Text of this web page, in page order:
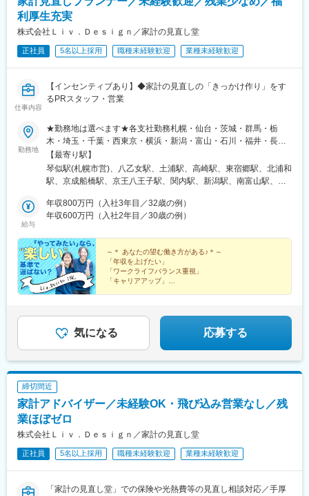
利厚生充実
株式会社Ｌｉｖ．Ｄｅｓｉｇｎ／家計の見直し堂
正社員 5名以上採用 職種未経験歓迎 業種未経験歓迎
仕事内容
【インセンティブあり】◆家計の見直しの「きっかけ作り」をす
るPRスタッフ・営業
勤務地
★勤務地は選べます★各支社勤務札幌・仙台・茨城・群馬・栃
木・埼玉・千葉・西東京・横浜・新潟・富山・石川・福井・長
野・静岡・名古屋・三重・京都・大阪・神戸・岡山・広島・愛
媛・福岡・長崎・熊本・鹿児島※U・Iターン歓迎▼北海道・東北北
海道札幌市西区宮城県仙台市泉区▼関東茨城県土浦市群馬県高崎
王子市神奈川県横浜市中区▼北信越新潟県新潟市中央区富山県富
山市石川県金沢市福井県福井市長野県松本市▼東海静岡県静岡市
重県津市▼関西京都府京都市下京区大阪府吹田市大阪府堺市北区
兵庫県神戸市中央区▼中国・四国岡山県岡山市北区広島県広島市
南区愛媛県松山市▼九州福岡県福岡市中央区長崎県長崎市熊本県
熊本市中央区鹿児島県鹿児島市※本人の意思に反した会社側からの
一方的な転勤指示はございません必ず本人と相談、合意の上での
対策：各拠点にあり
【最寄り駅】
琴似駅(札幌市営)、八乙女駅、土浦駅、高崎駅、東宿郷駅、北浦和
駅、京成船橋駅、京王八王子駅、関内駅、新潟駅、南富山駅、西
駅、尾張一宮駅、津駅、五条駅(京都市営)、江坂駅、三国ケ丘駅
(大阪府)、新神戸駅、大雲寺前駅、比治山橋駅、大手町駅(愛媛
本線)、宇都宮駅東口駅、船橋駅、八王子駅、馬車道駅、南富山駅
前駅、西松本駅、名鉄一宮駅、烏丸駅、百舌鳥八幡駅、春日野道
駅(阪急線)、東中央町駅、比治山下駅、ＪＲ松山駅前駅、めがね橋
駅、鹿児島中央駅前駅、宇都宮駅、大神宮下駅、日本大通り駅、
北松本駅、西一宮駅、四条駅(京都市営)、百舌鳥駅、新西大寺町筋
給与
年収800万円（入社3年目／32歳の例）
年収600万円（入社2年目／30歳の例）
～＊ あなたの望む働き方がある♪＊～
「年収を上げたい」
「ワークライフバランス重視」
「キャリアアップ」
手に入れませんか」？
気になる 応募する
締切間近
家計アドバイザー／未経験OK・飛び込み営業なし／残
業ほぼゼロ
株式会社Ｌｉｖ．Ｄｅｓｉｇｎ／家計の見直し堂
正社員 5名以上採用 職種未経験歓迎 業種未経験歓迎
「家計の見直し堂」での保険や光熱費等の見直し相談対応／手厚